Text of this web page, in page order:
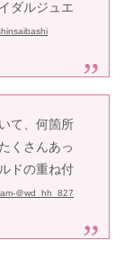
層は？対象年
つけてる芸能
ダルジュエ
て、何箇所
くさんあっ
ドの重ね付
＠wd_hh_827